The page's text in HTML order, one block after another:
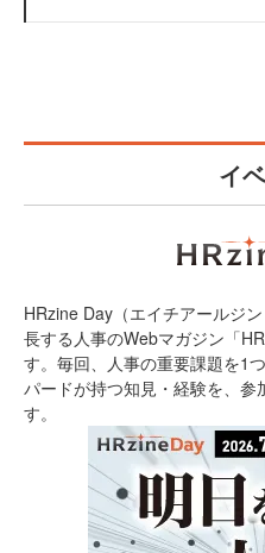
イ
HRzine Day（エイチアールジ
長する人事のWebマガジン「
す。毎回、人事の重要課題を1
パードが持つ知見・経験を、参
す。